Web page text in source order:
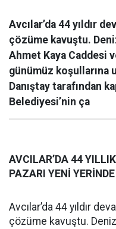
Avcılar’da 44 yıldır
çözüme kavuştu.
Ahmet Kaya Caddesi
günümüz koşullarına
Danıştay tarafından
Belediyesi’nin ça
AVCILAR’DA 44
PAZARI YENİ
Avcılar’da 44 yıldır
çözüme kavuştu.